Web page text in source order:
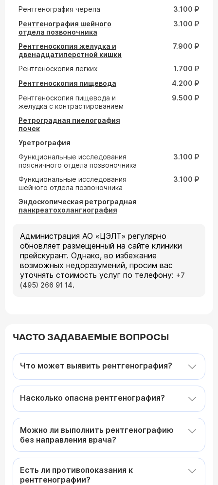
Рентгенография черепа
3.100 ₽
Рентгенография шейного
отдела позвоночника
3.100 ₽
Рентгеноскопия желудка и
двенадцатиперстной кишки
7.900 ₽
Рентгеноскопия легких
1.700 ₽
Рентгеноскопия пищевода
4.200 ₽
Рентгеноскопия пищевода и
желудка с контрастированием
9.500 ₽
Ретроградная пиелография
почек
Уретрография
Функциональные исследования
поясничного отдела позвоночника
3.100 ₽
Функциональные исследования
шейного отдела позвоночника
3.100 ₽
Эндоскопическая ретроградная
панкреатохолангиография
Администрация АО «ЦЭЛТ» регулярно
обновляет размещенный на сайте клиники
прейскурант. Однако, во избежание
возможных недоразумений, просим вас
уточнять стоимость услуг по телефону: +7
(495) 266 91 14.
ЧАСТО ЗАДАВАЕМЫЕ ВОПРОСЫ
Что может выявить рентгенография?
Насколько опасна рентгенография?
Можно ли выполнить рентгенографию
без направления врача?
Есть ли противопоказания к
рентгенографии?